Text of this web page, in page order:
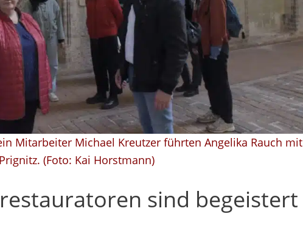
Mitarbeiter Michael Kreutzer führten Angelika Rauch mit
(Foto: Kai Horstmann)
sind begeistert